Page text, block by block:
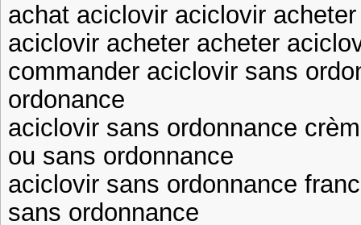
achat aciclovir aciclovir acheter
aciclovir acheter acheter
commander aciclovir sans
ordonance
aciclovir sans ordonnance
ou sans ordonnance
aciclovir sans ordonnance
sans ordonnance